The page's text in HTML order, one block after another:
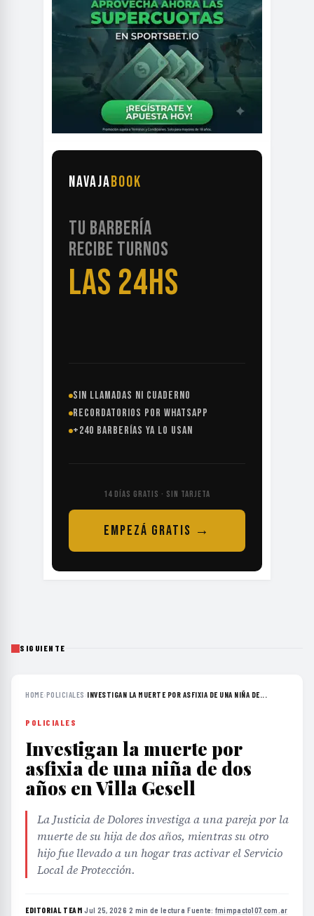
NAVAJABOOK
TU BARBERÍA
RECIBE TURNOS
LAS 24HS
SIN LLAMADAS NI CUADERNO
RECORDATORIOS POR WHATSAPP
+240 BARBERÍAS YA LO USAN
14 DÍAS GRATIS · SIN TARJETA
EMPEZÁ GRATIS →
SIGUIENTE
HOME›POLICIALES ›INVESTIGAN LA MUERTE POR ASFIXIA DE UNA NIÑA DE...
POLICIALES
Investigan la muerte por
asfixia de una niña de dos
años en Villa Gesell
La Justicia de Dolores investiga a una pareja por la
muerte de su hija de dos años, mientras su otro
hijo fue llevado a un hogar tras activar el Servicio
Local de Protección.
EDITORIAL TEAM·Jul 25, 2026·2 min de lectura·Fuente: fmimpacto107.com.ar